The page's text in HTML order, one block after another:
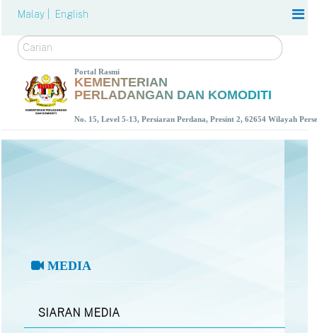
Malay | English
Carian
Portal Rasmi
KEMENTERIAN
PERLADANGAN DAN KOMODITI
No. 15, Level 5-13, Persiaran Perdana, Presint 2, 62654 Wilayah
MEDIA
SIARAN MEDIA